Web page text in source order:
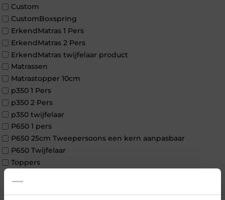
Custom
CustomBoxspring
ErkendMatras 1 Pers
ErkendMatras 2 Pers
ErkendMatras twijfelaar product
Matrassen
Matrastopper 10cm
p350 1 Pers
p350 2 Pers
p350 twijfelaar
P650 1 pers
P650 25cm Tweepersoons een kern aanpasbaar
P650 Twijfelaar
Toppers
2 personen